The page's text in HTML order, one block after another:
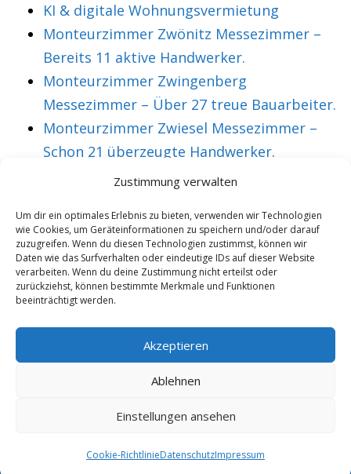
Zustimmung verwalten
Um dir ein optimales Erlebnis zu bieten, verwenden wir Technologien
wie Cookies, um Geräteinformationen zu speichern und/oder darauf
zuzugreifen. Wenn du diesen Technologien zustimmst, können wir
Daten wie das Surfverhalten oder eindeutige IDs auf dieser Website
verarbeiten. Wenn du deine Zustimmung nicht erteilst oder
zurückziehst, können bestimmte Merkmale und Funktionen
beeinträchtigt werden.
Akzeptieren
Ablehnen
Einstellungen ansehen
Cookie-RichtlinieDatenschutzImpressum
KI & digitale Wohnungsvermietung
Monteurzimmer Zwönitz Messezimmer –
Bereits 11 aktive Handwerker.
Monteurzimmer Zwingenberg
Messezimmer – Über 27 treue Bauarbeiter.
Monteurzimmer Zwiesel Messezimmer –
Schon 21 überzeugte Handwerker.
Monteurzimmer Zwickau Messezimmer –
VORHERIGER ARTIKEL
Monteurzimmer
Hannover für
Montagearbeiter
NÄCHSTER ARTIKEL
Messezimmer
Monteurzimmer mit
Copyright 2025/26 - Wohnung mieten |
6.8.2026